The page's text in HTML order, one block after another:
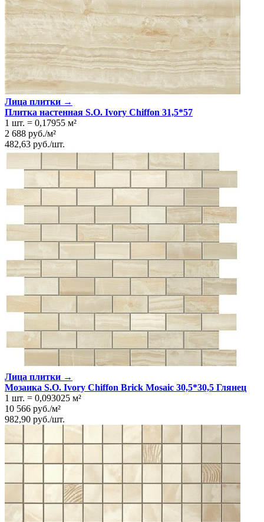
Лица плитки →
Плитка настенная S.O. Ivory Chiffon 31,5*57
1 шт. = 0,17955 м²
2 688 руб./м²
482,63 руб./шт.
Лица плитки →
Мозаика S.O. Ivory Chiffon Brick Mosaic 30,5*30,5 Глянeц
1 шт. = 0,093025 м²
10 566 руб./м²
982,90 руб./шт.